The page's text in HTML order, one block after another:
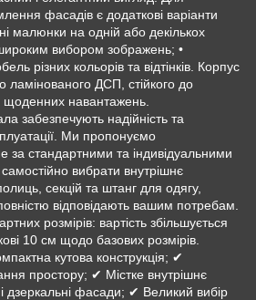
фасадів є додаткові варіанти
малюнки на одній або декількох
вибором зображень; •
різних кольорів та відтінків. Корпус
ламінованого ДСП, стійкого до
навантажень.
забезпечують надійність та
Ми пропонуємо
за стандартними та індивідуальними
вибрати внутрішнє
секцій та штанг для одягу,
відповідають вашим потребам.
розмірів: вартість збільшується
10 см щодо базових розмірів.
кутова конструкція; ✔
простору; ✔ Містке внутрішнє
дзеркальні фасади; ✔ Великий вибір